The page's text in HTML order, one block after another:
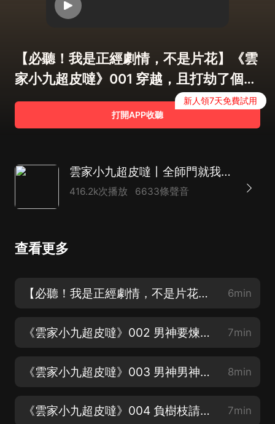
【必聽！我是正經劇情，不是片花】《雲
家小九超皮噠》001 穿越，且打劫了個美
男！
打開APP收聽
新人領7天免費試用
雲家小九超皮噠丨全師門就我一個天才丨爆笑修仙 秀你一臉丨妙兒姐謝必安
416.2k次播放 6633條聲音
查看更多
【必聽！我是正經劇情，不是片花】《雲家小九超皮噠》001 穿越，且打劫了個美男！ 6min
《雲家小九超皮噠》002 男神要煉了我！？【第一集改編廣播劇，內容是連著的不要跳過】 7min
《雲家小九超皮噠》003 男神男神我愛你【逗比無下限，妙兒姐錄的都不好意思了】 8min
《雲家小九超皮噠》004 負樹枝請罪【各種收聽福利，請看長圖喲】 7min